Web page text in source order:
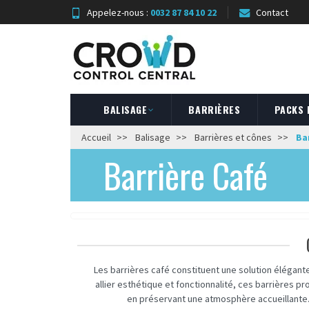
Appelez-nous : 0032 87 84 10 22 Contact
BALISAGE BARRIÈRES PACKS
Accueil Balisage Barrières et cônes
Barrière Café
Les barrières café constituent une solution
allier esthétique et fonctionnalité, ces barrières
en préservant une atmosphère